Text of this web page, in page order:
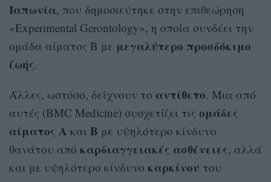
Ιαπωνία, που δημοσιεύτηκε στην επιθεώρηση
«Experimental Gerontology», η οποία συνδέει την
ομάδα αίματος Β με μεγαλύτερο προσδόκιμο
ζωής.
Άλλες, ωστόσο, δείχνουν το αντίθετο. Μια από
αυτές (BMC Medicine) συσχετίζει τις ομάδες
αίματος Α και Β με υψηλότερο κίνδυνο
θανάτου από καρδιαγγειακές ασθένειες, αλλά
και με υψηλότερο κίνδυνο καρκίνου του